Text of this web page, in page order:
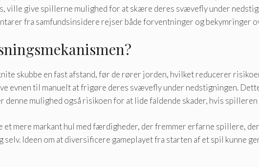
ville give spillerne mulighed for at skære deres svævefly under
fra samfundsinsidere rejser både forventninger og bekymringer
skubbe en fast afstand, før de rører jorden, hvilket reducerer
evnen til manuelt at frigøre deres svævefly under nedstigningen.
mulighed også risikoen for at lide faldende skader, hvis
et mere markant hul med færdigheder, der fremmer erfarne spillere,
selv. Ideen om at diversificere gameplayet fra starten af ​​et spil kunne